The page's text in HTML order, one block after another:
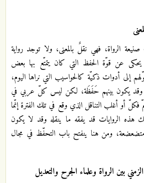
صنيعة الرواة، فهي نقلٌ بالمعنى، ولا توجد رواية
عن قوّة الحفظ التي كان يتمتّع بها بعض
إلى أدوات ذكيّة كالحواسيب التي نراها اليوم،
وقد يكون بينهم حَفَظَة، لكن ليس كلّ عربي في
أو أغلب التناقل الذي وقع في تلك الفترة إنّما
هذه الروايات قد يفقه ما ينقله وقد لا يكون
ومن هنا ينفتح باب التحفّظ في مجال
بين الرواة وعلماء الجرح والتعديل